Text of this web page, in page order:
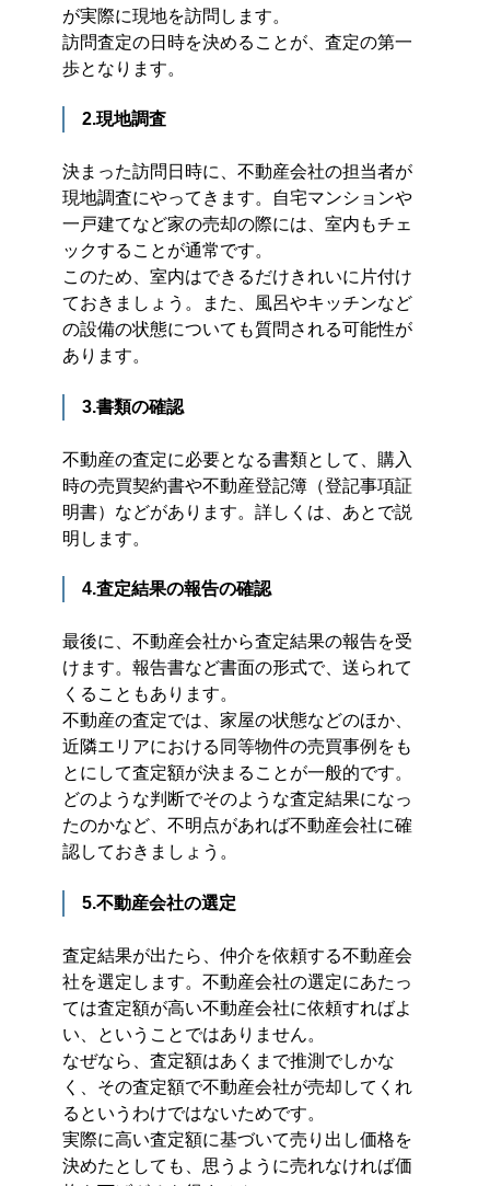
が実際に現地を訪問します。
訪問査定の日時を決めることが、査定の第一
歩となります。
2.現地調査
決まった訪問日時に、不動産会社の担当者が
現地調査にやってきます。自宅マンションや
一戸建てなど家の売却の際には、室内もチェ
ックすることが通常です。
このため、室内はできるだけきれいに片付け
ておきましょう。また、風呂やキッチンなど
の設備の状態についても質問される可能性が
あります。
3.書類の確認
不動産の査定に必要となる書類として、購入
時の売買契約書や不動産登記簿（登記事項証
明書）などがあります。詳しくは、あとで説
明します。
4.査定結果の報告の確認
最後に、不動産会社から査定結果の報告を受
けます。報告書など書面の形式で、送られて
くることもあります。
不動産の査定では、家屋の状態などのほか、
近隣エリアにおける同等物件の売買事例をも
とにして査定額が決まることが一般的です。
どのような判断でそのような査定結果になっ
たのかなど、不明点があれば不動産会社に確
認しておきましょう。
5.不動産会社の選定
査定結果が出たら、仲介を依頼する不動産会
社を選定します。不動産会社の選定にあたっ
ては査定額が高い不動産会社に依頼すればよ
い、ということではありません。
なぜなら、査定額はあくまで推測でしかな
く、その査定額で不動産会社が売却してくれ
るというわけではないためです。
実際に高い査定額に基づいて売り出し価格を
決めたとしても、思うように売れなければ価